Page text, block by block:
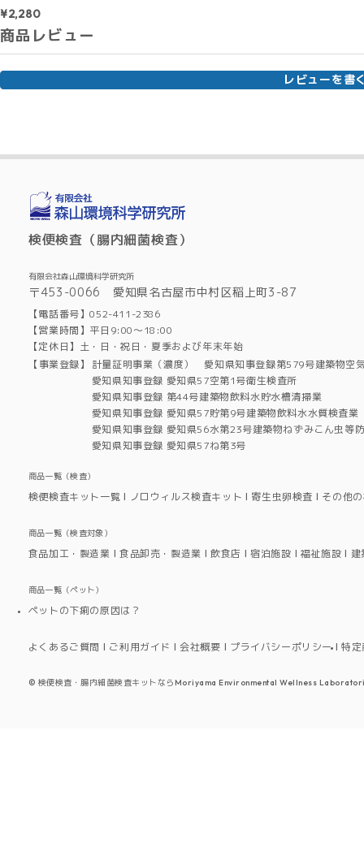
¥2,280
商品レビュー
レビューを書
検便検査（腸内細菌検査）
有限会社森山環境科学研究所
〒453-0066 愛知県名古屋市中村区稲上町3-87
【電話番号】052-411-2386
【営業時間】平日9:00～18:00
【定休日】土・日・祝日・夏季および年末年始
【事業登録】
計量証明事業（濃度） 愛知県知事登録第579号建築物空
愛知県知事登録 愛知県57空第1号衛生検査所
愛知県知事登録 第44号建築物飲料水貯水槽清掃業
愛知県知事登録 愛知県57貯第9号建築物飲料水水質検査業
愛知県知事登録 愛知県56水第23号建築物ねずみこん虫等
愛知県知事登録 愛知県57ね第3号
商品一覧（検査）
検便検査キット一覧 ノロウィルス検査キット 寄生虫卵検査 その他
商品一覧（検査対象）
食品加工・製造業 食品卸売・製造業 飲食店 宿泊施設 福祉施設
商品一覧（ペット）
ペットの下痢の原因は？
よくあるご質問 ご利用ガイド 会社概要 プライバシーポリシー 特
© 検便検査・腸内細菌検査キットならMoriyama Environmental Wellness